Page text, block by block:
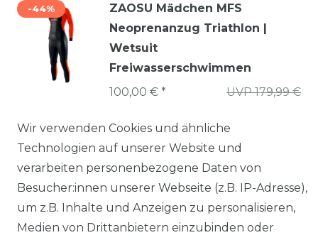
-44%
ZAOSU Mädchen MFS
Neoprenanzug Triathlon |
Wetsuit
Freiwasserschwimmen
UVP 179,99 €
100,00 € *
* inkl. ges. MwSt. zzgl. Versandkosten
Wir verwenden Cookies und ähnliche
Technologien auf unserer Website und
verarbeiten personenbezogene Daten von
Besucher:innen unserer Webseite (z.B. IP-Adresse),
um z.B. Inhalte und Anzeigen zu personalisieren,
Medien von Drittanbietern einzubinden oder